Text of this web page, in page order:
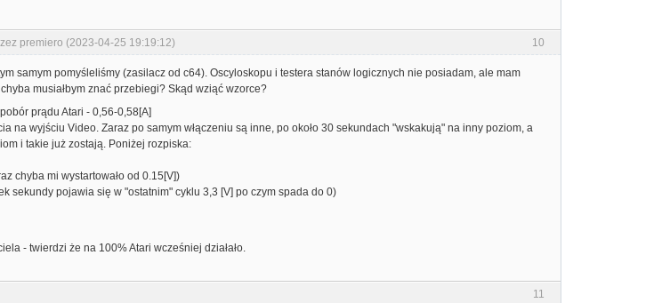
10
premiero (2023-04-25 19:19:12)
samym pomyśleliśmy (zasilacz od c64). Oscyloskopu i testera stanów logicznych nie posiadam, ale mam
musiałbym znać przebiegi? Skąd wziąć wzorce?
prądu Atari - 0,56-0,58[A]
na wyjściu Video. Zaraz po samym włączeniu są inne, po około 30 sekundach "wskakują" na inny poziom, a
i takie już zostają. Poniżej rozpiska:
chyba mi wystartowało od 0.15[V])
sekundy pojawia się w "ostatnim" cyklu 3,3 [V] po czym spada do 0)
- twierdzi że na 100% Atari wcześniej działało.
11